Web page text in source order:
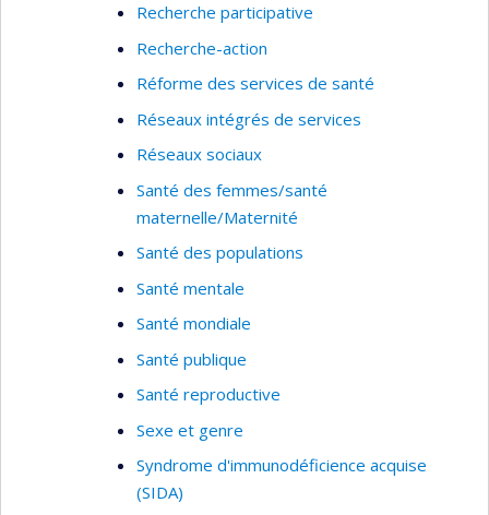
Recherche participative
Recherche-action
Réforme des services de santé
Réseaux intégrés de services
Réseaux sociaux
Santé des femmes/santé
maternelle/Maternité
Santé des populations
Santé mentale
Santé mondiale
Santé publique
Santé reproductive
Sexe et genre
Syndrome d'immunodéficience acquise
(SIDA)